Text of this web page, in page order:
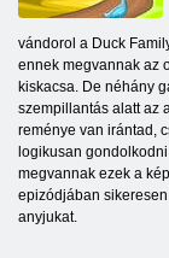
vándorol a Duck
ennek megvannak az
kiskacsa. De néhány
szempillantás alatt az
reménye van irántad,
logikusan
megvannak ezek a
epizódjában
anyjukat.